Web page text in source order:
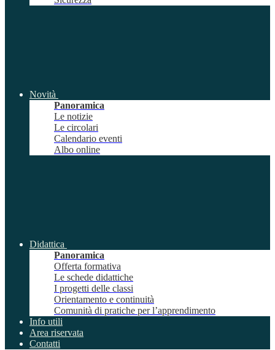
Novità
Panoramica
Le notizie
Le circolari
Calendario eventi
Albo online
Didattica
Panoramica
Offerta formativa
Le schede didattiche
I progetti delle classi
Orientamento e continuità
Comunità di pratiche per l’apprendimento
Info utili
Area riservata
Contatti